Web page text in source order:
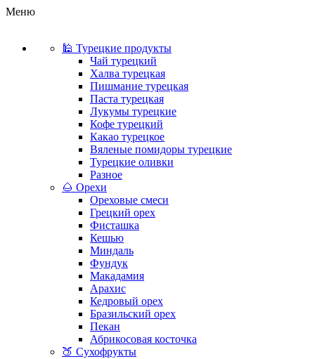
Меню
🕌 Турецкие продукты
Чай турецкий
Халва турецкая
Пишмание турецкая
Паста турецкая
Лукумы турецкие
Кофе турецкий
Какао турецкое
Вяленые помидоры турецкие
Турецкие оливки
Разное
🌰 Орехи
Ореховые смеси
Грецкий орех
Фисташка
Кешью
Миндаль
Фундук
Макадамия
Арахис
Кедровый орех
Бразильский орех
Пекан
Абрикосовая косточка
🍑 Сухофрукты